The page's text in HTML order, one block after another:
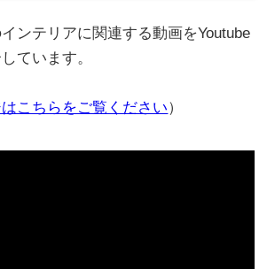
ンテリアに関連する動画をYoutube
ています。
こちらをご覧ください）